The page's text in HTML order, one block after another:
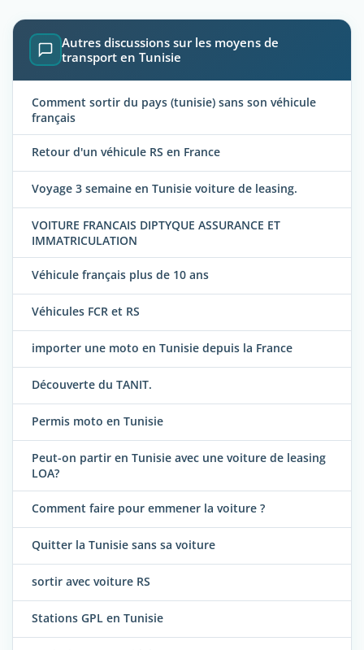
Autres discussions sur les moyens de
transport en Tunisie
Comment sortir du pays (tunisie) sans son véhicule
français
Retour d'un véhicule RS en France
Voyage 3 semaine en Tunisie voiture de leasing.
VOITURE FRANCAIS DIPTYQUE ASSURANCE ET
IMMATRICULATION
Véhicule français plus de 10 ans
Véhicules FCR et RS
importer une moto en Tunisie depuis la France
Découverte du TANIT.
Permis moto en Tunisie
Peut-on partir en Tunisie avec une voiture de leasing
LOA?
Comment faire pour emmener la voiture ?
Quitter la Tunisie sans sa voiture
sortir avec voiture RS
Stations GPL en Tunisie